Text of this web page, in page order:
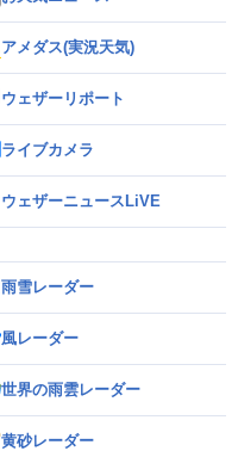
アメダス(実況天気)
ウェザーリポート
ライブカメラ
ウェザーニュースLiVE
雨雪レーダー
風レーダー
世界の雨雲レーダー
黄砂レーダー